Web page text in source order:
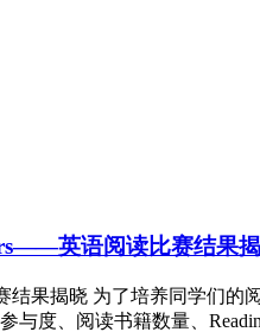
英语阅读比赛结果
赛结果揭晓 为了培养同学
与度、阅读书籍数量、